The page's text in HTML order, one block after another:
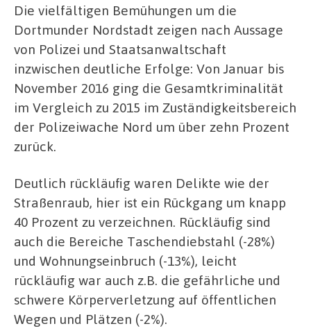
Die vielfältigen Bemühungen um die
Dortmunder Nordstadt zeigen nach Aussage
von Polizei und Staatsanwaltschaft
inzwischen deutliche Erfolge: Von Januar bis
November 2016 ging die Gesamtkriminalität
im Vergleich zu 2015 im Zuständigkeitsbereich
der Polizeiwache Nord um über zehn Prozent
zurück.
Deutlich rückläufig waren Delikte wie der
Straßenraub, hier ist ein Rückgang um knapp
40 Prozent zu verzeichnen. Rückläufig sind
auch die Bereiche Taschendiebstahl (-28%)
und Wohnungseinbruch (-13%), leicht
rückläufig war auch z.B. die gefährliche und
schwere Körperverletzung auf öffentlichen
Wegen und Plätzen (-2%).